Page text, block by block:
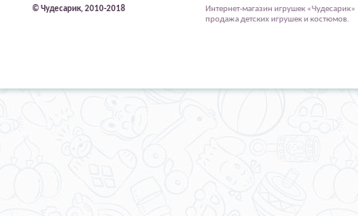
© Чудесарик, 2010-2018
Интернет-магазин игрушек
продажа детских игрушек и костюмов.